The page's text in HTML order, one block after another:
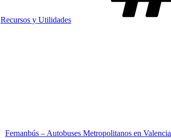
Recursos y Utilidades
Fernanbús – Autobuses Metropolitanos en Valencia